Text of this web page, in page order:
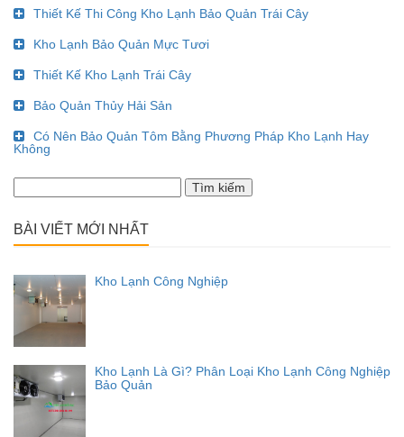
Thiết Kế Thi Công Kho Lạnh Bảo Quản Trái Cây
Kho Lạnh Bảo Quản Mực Tươi
Thiết Kế Kho Lạnh Trái Cây
Bảo Quản Thủy Hải Sản
Có Nên Bảo Quản Tôm Bằng Phương Pháp Kho Lạnh Hay
Không
kiếm
BÀI VIẾT MỚI NHẤT
Kho Lạnh Công Nghiệp
Kho Lạnh Là Gì? Phân Loại Kho Lạnh Công Nghiệp
Bảo Quản